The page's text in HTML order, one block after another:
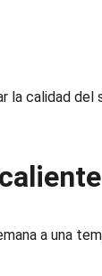
la calidad del
a una